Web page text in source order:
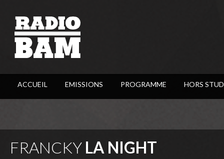
ACCUEIL EMISSIONS PROGRAMME HORS
FRANCKY LA NIGHT